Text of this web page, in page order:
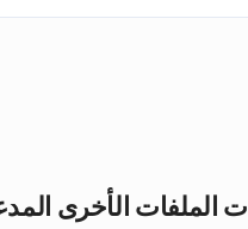
الملفات الأخرى